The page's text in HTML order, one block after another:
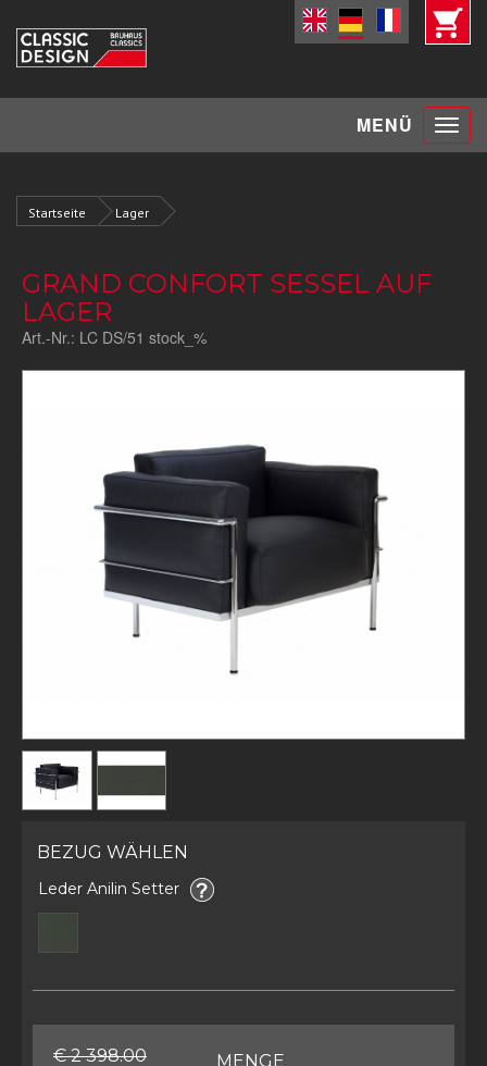
MENÜ Toggle
Startseite Lager
GRAND CONFORT SESSEL AUF
LAGER
Art.-Nr.: LC DS/51 stock_%
BEZUG WÄHLEN
Leder Anilin Setter
€ 2 398.00 MENGE